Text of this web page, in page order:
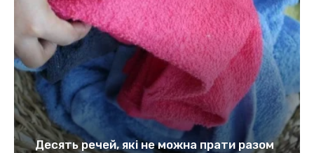
Десять речей, які не можна прати разом